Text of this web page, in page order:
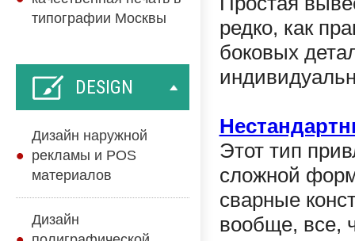
типографии Москвы
DESIGN
Дизайн наружной
рекламы и POS
материалов
Дизайн
редко, как
боковых
Этот тип
сложной
сварные
вообще, все,